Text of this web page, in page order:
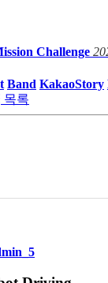
Challenge
Band KakaoStory
목록